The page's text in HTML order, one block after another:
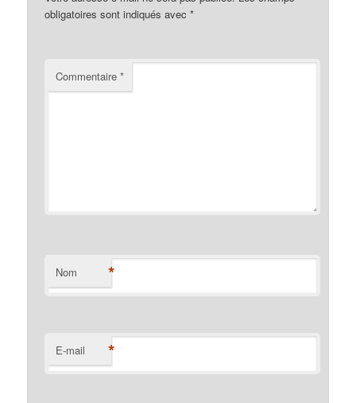
obligatoires sont indiqués avec*
Commentaire*
Nom *
E-mail *